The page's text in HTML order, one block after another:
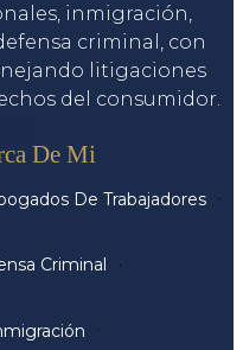
inmigración,
criminal, con
litigaciones
del consumidor.
De Mi
De Trabajadores
Criminal